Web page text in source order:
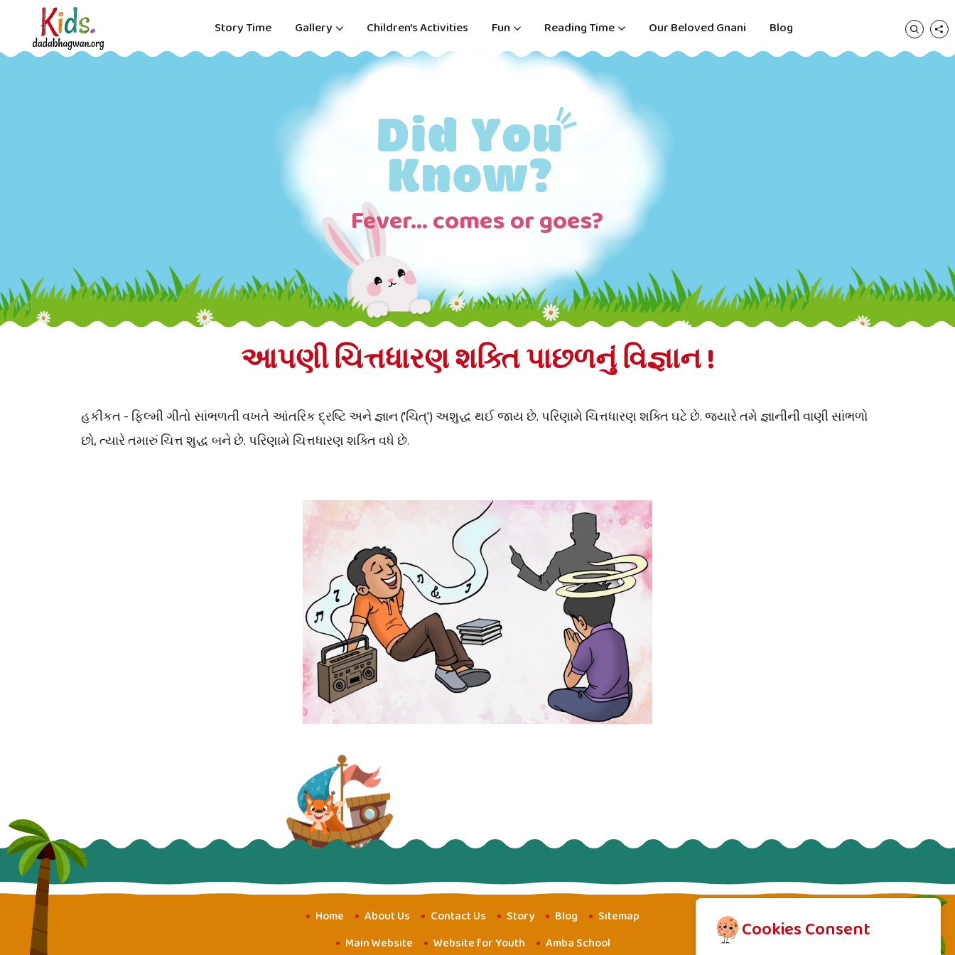
Story Time Gallery Children's Activities Fun Reading Time Our Beloved Gnani Blog
Fever… comes or goes?
આપણી ચિત્તધારણ શક્તિ પાછળનું વિજ્ઞાન !
હકીકત - ફિલ્મી ગીતો સાંભળતી વખતે આંતરિક દ્રષ્ટિ અને જ્ઞાન ('ચિત્') અશુદ્ધ થઈ જાય છે. પરિણામે ચિત્તધારણ શક્તિ ઘટે છે. જ્યારે તમે જ્ઞાનીની વાણી સાંભળો
છો, ત્યારે તમારું ચિત્ત શુદ્ધ બને છે. પરિણામે ચિત્તધારણ શક્તિ વધે છે.
Home About Us Contact Us Story Blog
Sitemap
Main Website
Website for Youth Amba School Cookies Consent